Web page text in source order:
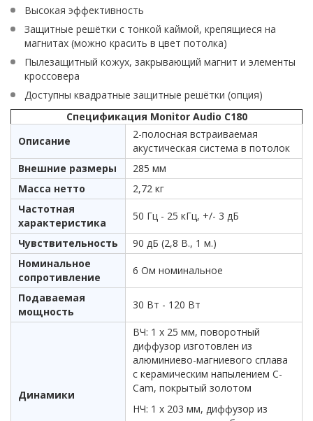
Высокая эффективность
Защитные решётки с тонкой каймой, крепящиеся на
магнитах (можно красить в цвет потолка)
Пылезащитный кожух, закрывающий магнит и элементы
кроссовера
Доступны квадратные защитные решётки (опция)
Спецификация Monitor Audio C180
Описание
2-полосная встраиваемая
акустическая система в потолок
Внешние размеры
285 мм
Масса нетто
2,72 кг
Частотная
характеристика
50 Гц - 25 кГц, +/- 3 дБ
Чувствительность
90 дБ (2,8 В., 1 м.)
Номинальное
сопротивление
6 Ом номинальное
Подаваемая
мощность
30 Вт - 120 Вт
Динамики
ВЧ: 1 х 25 мм, поворотный
диффузор изготовлен из
алюминиево-магниевого сплава
с керамическим напылением C-
Cam, покрытый золотом
НЧ: 1 х 203 мм, диффузор из